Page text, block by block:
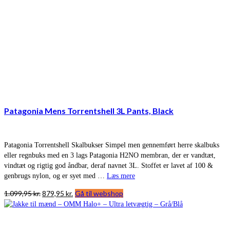
Patagonia Mens Torrentshell 3L Pants, Black
Patagonia Torrentshell Skalbukser Simpel men gennemført herre skalbuks
eller regnbuks med en 3 lags Patagonia H2NO membran, der er vandtæt,
vindtæt og rigtig god åndbar, deraf navnet 3L. Stoffet er lavet af 100 &
genbrugs nylon, og er syet med … Læs mere
1.099,95kr.Den
oprindelige
879,95 kr. Den
aktuelle
Gå til webshop